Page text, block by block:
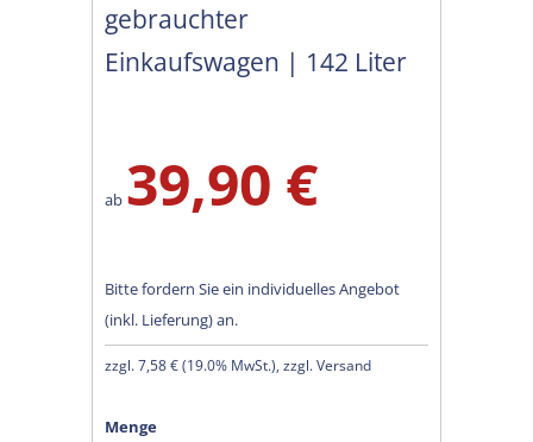
gebrauchter
Einkaufswagen | 142 Liter
ab 39,90 €
Bitte fordern Sie ein individuelles Angebot
(inkl. Lieferung) an.
zzgl.7,58 € (19.0% MwSt.), zzgl. Versand
Menge